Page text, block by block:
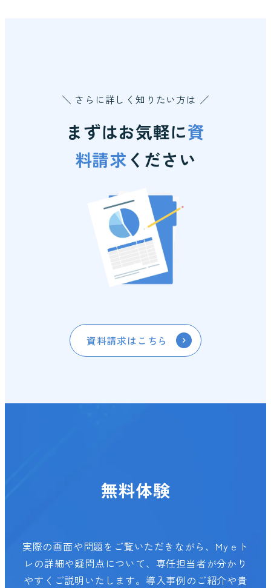
＼ さらに詳しく知りたい方は ／
まずはお気軽に資
料請求 ください
資料請求はこちら
無料体験
実際の画面や問題をご覧いただきながら、Myｅト
レの詳細や疑問点について、専任担当者が分かり
やすくご説明いたします。導入事例のご紹介や貴